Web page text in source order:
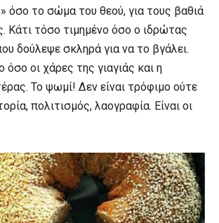
όσο το σώμα του θεού, για τους βαθιά
Κάτι τόσο τιμημένο όσο ο ιδρώτας
δούλεψε σκληρά για να το βγάλει.
όσο οι χάρες της γιαγιάς και η
Το ψωμί! Δεν είναι τρόφιμο ούτε
πολιτισμός, λαογραφία. Είναι οι